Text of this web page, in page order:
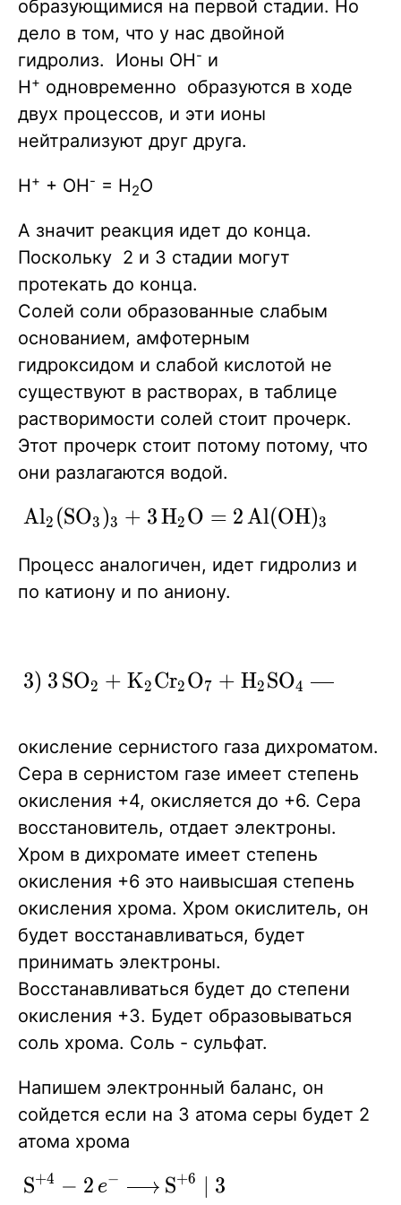
+ H2O -
>Al(OH)3 +
H+} \\
образующимися на первой стадии. Но
дело в том, что у нас двойной
гидролиз. Ионы OH- и
H+ одновременно образуются в ходе
двух процессов, и эти ионы
нейтрализуют друг друга.
H+ + OH- = H2O
А значит реакция идет до конца.
Поскольку 2 и 3 стадии могут
протекать до конца.
Солей соли образованные слабым
основанием, амфотерным
гидроксидом и слабой кислотой не
существуют в растворах, в таблице
растворимости солей стоит прочерк.
Этот прочерк стоит потому потому, что
они разлагаются водой.
\ce{
+ 3H2O =
2Al(OH)3
AlX
2 (SOX
3 )X
3 + 3HX
2 O = 2Al(OH)X
3
Процесс аналогичен, идет гидролиз и
по катиону и по аниону.
\ce{ 3)
+ H2SO4
->
Cr2(SO4)3
+ K2SO4
+ H2O }
3) 3 SOX
2 + KX
2 CrX
2 OX
7 + HX
2 SOX
4
окисление сернистого газа дихроматом.
Сера в сернистом газе имеет степень
окисления +4, окисляется до +6. Сера
восстановитель, отдает электроны.
Хром в дихромате имеет степень
окисления +6 это наивысшая степень
окисления хрома. Хром окислитель, он
будет восстанавливаться, будет
принимать электроны.
Восстанавливаться будет до степени
окисления +3. Будет образовываться
соль хрома. Соль - сульфат.
Напишем электронный баланс, он
сойдется если на 3 атома серы будет 2
атома хрома
\ce{
S X
+4 − 2 eX
− S X
+6
3